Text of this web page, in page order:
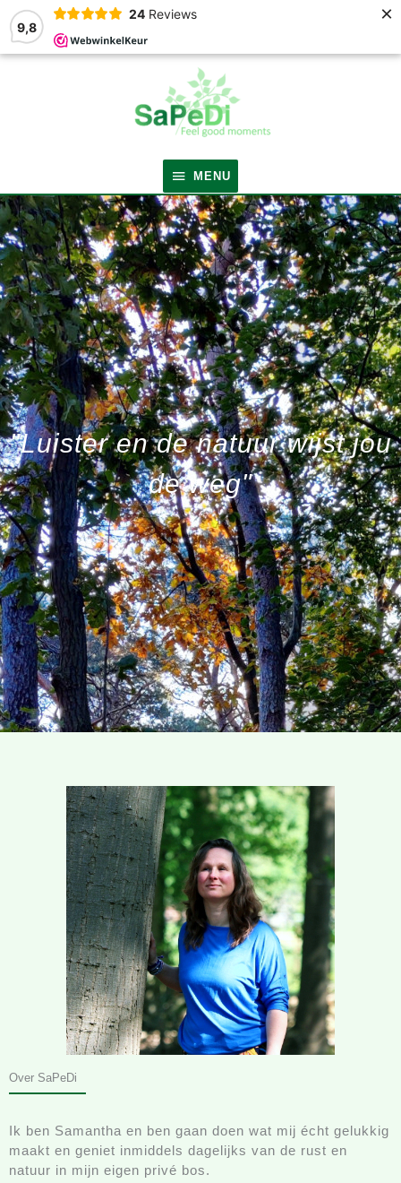
9,8
24 Reviews ×
MENU
MENU
"Luister en de natuur wijst jou
de weg"
Over SaPeDi
Ik ben Samantha en ben gaan doen wat mij écht gelukkig
maakt en geniet inmiddels dagelijks van de rust en
natuur in mijn eigen privé bos.